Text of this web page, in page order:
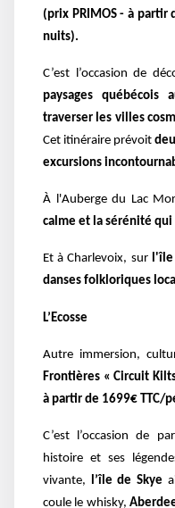
(prix PRIMOS - à partir
nuits).
C’est l’occasion de
paysages
traverser les villes
Cet itinéraire prévoit
excursions
À l'Auberge du Lac
calme et la sérénité
Et à Charlevoix, sur l'île
danses folkloriques
L’Ecosse
Autre immersion,
Frontières « Circuit
à partir de 1699€ TTC/
C’est l’occasion de
histoire et ses
vivante, l’île de Skye
coule le whisky,